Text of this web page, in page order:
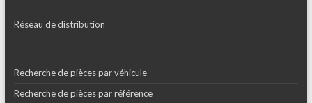
Réseau de distribution
Recherche de pièces par véhicule
Recherche de pièces par référence